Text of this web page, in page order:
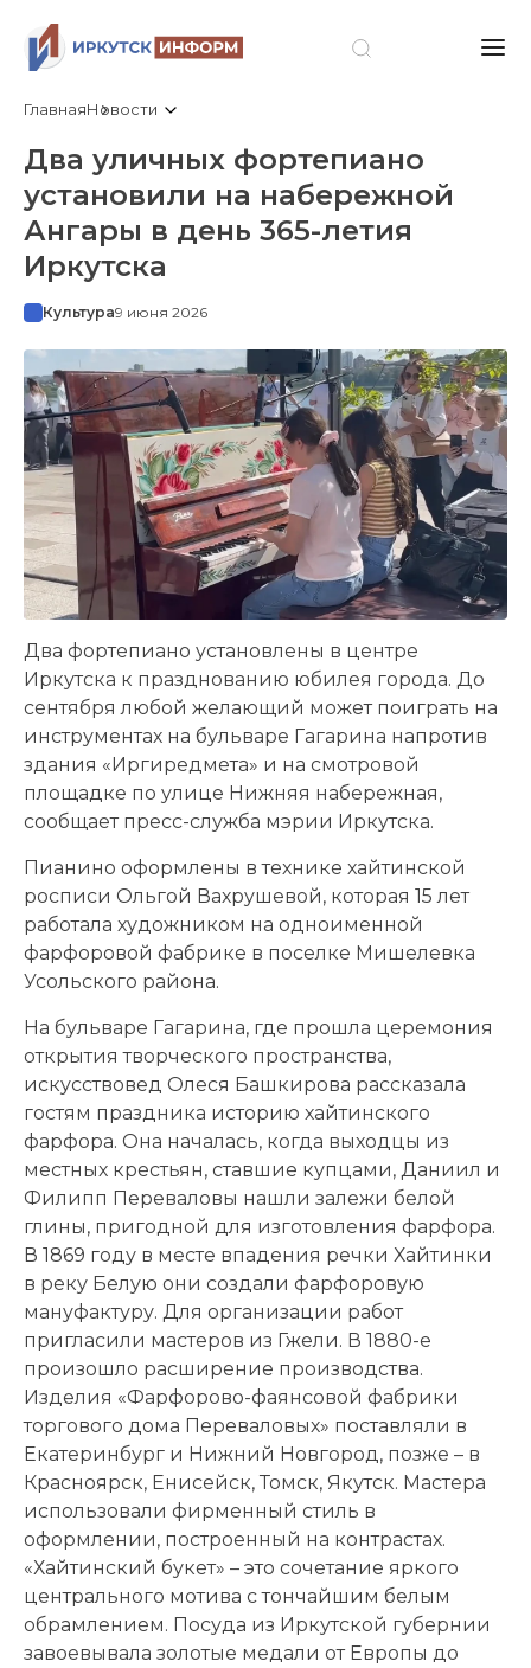
ГлавнаяНовости
Два уличных фортепиано
установили на набережной
Ангары в день 365-летия
Иркутска
Культура9 июня 2026
Два фортепиано установлены в центре
Иркутска к празднованию юбилея города. До
сентября любой желающий может поиграть на
инструментах на бульваре Гагарина напротив
здания «Иргиредмета» и на смотровой
площадке по улице Нижняя набережная,
сообщает пресс-служба мэрии Иркутска.
Пианино оформлены в технике хайтинской
росписи Ольгой Вахрушевой, которая 15 лет
работала художником на одноименной
фарфоровой фабрике в поселке Мишелевка
Усольского района.
На бульваре Гагарина, где прошла церемония
открытия творческого пространства,
искусствовед Олеся Башкирова рассказала
гостям праздника историю хайтинского
фарфора. Она началась, когда выходцы из
местных крестьян, ставшие купцами, Даниил и
Филипп Переваловы нашли залежи белой
глины, пригодной для изготовления фарфора.
В 1869 году в месте впадения речки Хайтинки
в реку Белую они создали фарфоровую
мануфактуру. Для организации работ
пригласили мастеров из Гжели. В 1880-е
произошло расширение производства.
Изделия «Фарфорово-фаянсовой фабрики
торгового дома Переваловых» поставляли в
Екатеринбург и Нижний Новгород, позже – в
Красноярск, Енисейск, Томск, Якутск. Мастера
использовали фирменный стиль в
оформлении, построенный на контрастах.
«Хайтинский букет» – это сочетание яркого
центрального мотива с тончайшим белым
обрамлением. Посуда из Иркутской губернии
завоевывала золотые медали от Европы до